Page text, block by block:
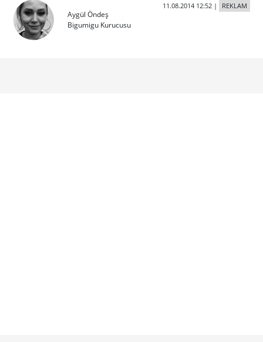
Aygül Öndeş
Bigumigu Kurucusu
11.08.2014 12:52| REKLAM